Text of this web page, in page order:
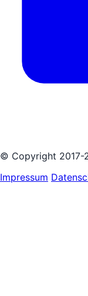
© Copyright 2017-
Impressum